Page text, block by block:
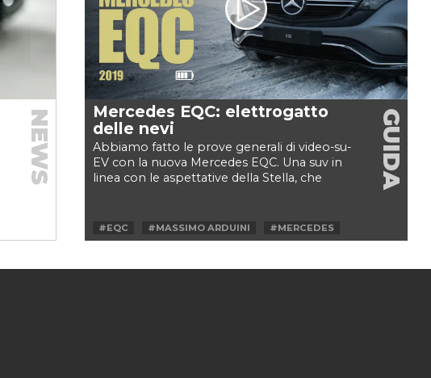
NEWS
Mercedes EQC: elettrogatto
delle nevi
Abbiamo fatto le prove generali di video-su-
EV con la nuova Mercedes EQC. Una suv in
linea con le aspettative della Stella, che
GUIDA
#EQC #MASSIMO ARDUINI
#MERCEDES